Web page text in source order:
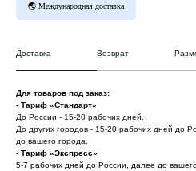
🌏 Международная доставка
Доставка Возврат
Для товаров под заказ:
- Тариф «Стандарт»
До России - 15-20 рабочих дней.
До других городов - 15-20 рабочих дней до
до вашего города.
- Тариф «Экспресс»
5-7 рабочих дней до России, далее до
* Мета (Meta Platforms) - запрещенная в
РФ организация
*